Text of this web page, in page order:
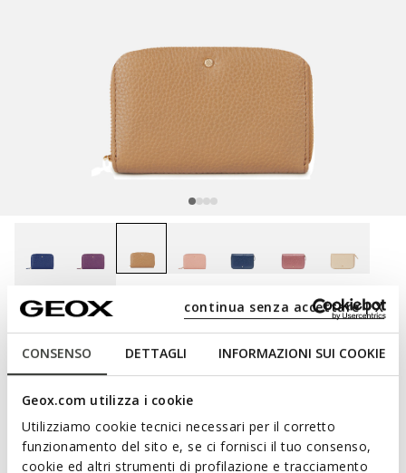
CONSENSO DETTAGLI INFORMAZIONI SUI COOKIE
Geox.com utilizza i cookie
Utilizziamo cookie tecnici necessari per il corretto
funzionamento del sito e, se ci fornisci il tuo consenso,
cookie ed altri strumenti di profilazione e tracciamento
continua senza accettare | X
Wallet Woman
wallet
Color:Tan